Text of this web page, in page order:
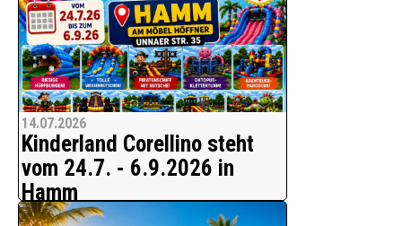
14.07.2026
Kinderland Corellino steht
vom 24.7. - 6.9.2026 in
Hamm
Freizeitspaß für die ganze Familie